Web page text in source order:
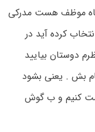
موظف هست مدرکی
کرده آید در
دوستان بیایید
بش . یعنی بشود
کنیم و ب گوش